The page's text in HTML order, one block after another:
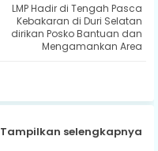
ats
LMP Hadir di Tengah Pasca
Kebakaran di Duri Selatan
dirikan Posko Bantuan dan
Mengamankan Area
Tampilkan selengkapnya